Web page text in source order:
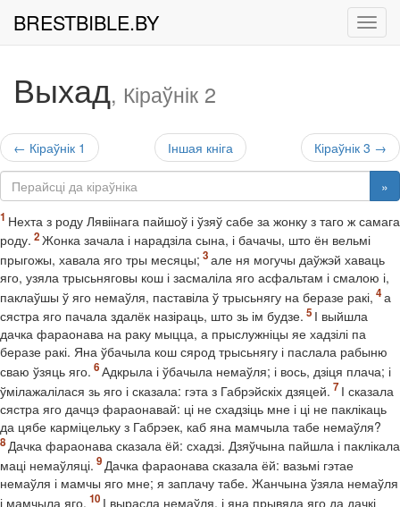
Рух
BRESTBIBLE.BY
Выхад, Кіраўнік 2
← Кіраўнік 1 Іншая кніга Кіраўнік 3 →
»
Нехта з роду Лявіінага пайшоў і ўзяў сабе за жонку з таго ж самага
роду.
Жонка зачала і нарадзіла сына, і бачачы, што ён вельмі
прыгожы, хавала яго тры месяцы;
але ня могучы даўжэй хаваць
яго, узяла трысьняговы кош і засмаліла яго асфальтам і смалою і,
паклаўшы ў яго немаўля, паставіла ў трысьнягу на беразе ракі,
а
сястра яго пачала здалёк назіраць, што зь ім будзе.
І выйшла
дачка фараонава на раку мыцца, а прыслужніцы яе хадзілі па
беразе ракі. Яна ўбачыла кош сярод трысьнягу і паслала рабыню
сваю ўзяць яго.
Адкрыла і ўбачыла немаўля; і вось, дзіця плача; і
ўмілажалілася зь яго і сказала: гэта з Габрэйскіх дзяцей.
І сказала
сястра яго дачцэ фараонавай: ці не схадзіць мне і ці не паклікаць
да цябе карміцельку з Габрэек, каб яна мамчыла табе немаўля?
Дачка фараонава сказала ёй: схадзі. Дзяўчына пайшла і паклікала
маці немаўляці.
Дачка фараонава сказала ёй: вазьмі гэтае
немаўля і мамчы яго мне; я заплачу табе. Жанчына ўзяла немаўля
і мамчыла яго.
І вырасла немаўля, і яна прывяла яго да дачкі